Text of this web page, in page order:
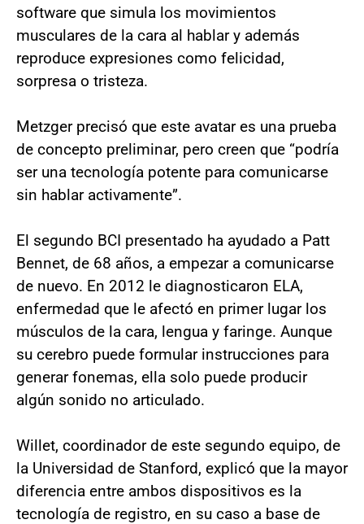
software que simula los movimientos
musculares de la cara al hablar y además
reproduce expresiones como felicidad,
sorpresa o tristeza.
Metzger precisó que este avatar es una prueba
de concepto preliminar, pero creen que “podría
ser una tecnología potente para comunicarse
sin hablar activamente”.
El segundo BCI presentado ha ayudado a Patt
Bennet, de 68 años, a empezar a comunicarse
de nuevo. En 2012 le diagnosticaron ELA,
enfermedad que le afectó en primer lugar los
músculos de la cara, lengua y faringe. Aunque
su cerebro puede formular instrucciones para
generar fonemas, ella solo puede producir
algún sonido no articulado.
Willet, coordinador de este segundo equipo, de
la Universidad de Stanford, explicó que la mayor
diferencia entre ambos dispositivos es la
tecnología de registro, en su caso a base de